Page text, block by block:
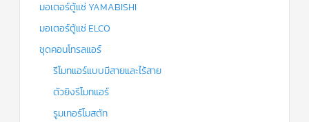
มอเตอร์ตู้แช่ YAMABISHI
มอเตอร์ตู้แช่ ELCO
ชุดคอนโทรลแอร์
รีโมทแอร์แบบมีสายและไร้สาย
ตัวยิงรีโมทแอร์
รูมเทอร์โมสตัท